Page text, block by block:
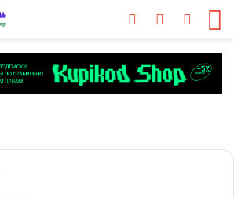
Switch
Войти